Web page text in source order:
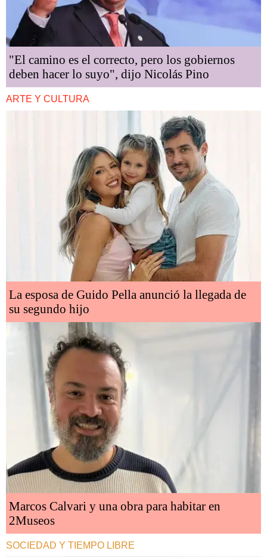
"El camino es el correcto, pero los gobiernos
deben hacer lo suyo", dijo Nicolás Pino
ARTE Y CULTURA
La esposa de Guido Pella anunció la llegada de
su segundo hijo
Marcos Calvari y una obra para habitar en
2Museos
SOCIEDAD Y TIEMPO LIBRE